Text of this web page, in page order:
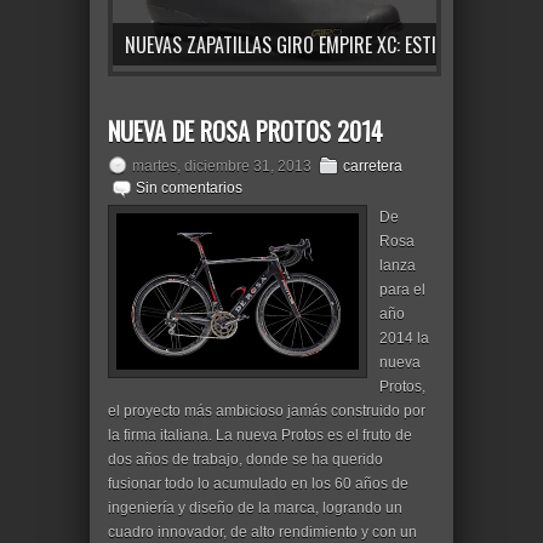
NUEVAS ZAPATILLAS VAN RYSEL RCR ROUBAIX: RIGIDEZ, PRECISIÓN Y RENDIMIENTO PROFESIONAL PARA CARRETERA
NUEVA DE ROSA PROTOS 2014
martes, diciembre 31, 2013
carretera
Sin comentarios
De
Rosa
lanza
para el
año
2014 la
nueva
Protos,
el proyecto más ambicioso jamás construido por
la firma italiana. La nueva Protos es el fruto de
dos años de trabajo, donde se ha querido
fusionar todo lo acumulado en los 60 años de
ingeniería y diseño de la marca, logrando un
cuadro innovador, de alto rendimiento y con un